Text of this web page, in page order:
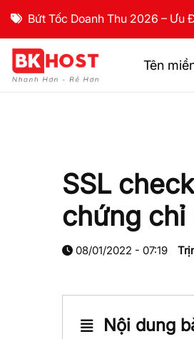
Bứt Tốc Doanh Thu 2026 – Ưu
Tên
SSL
chứng chỉ
08/01/2022 - 07:19
Nội dung